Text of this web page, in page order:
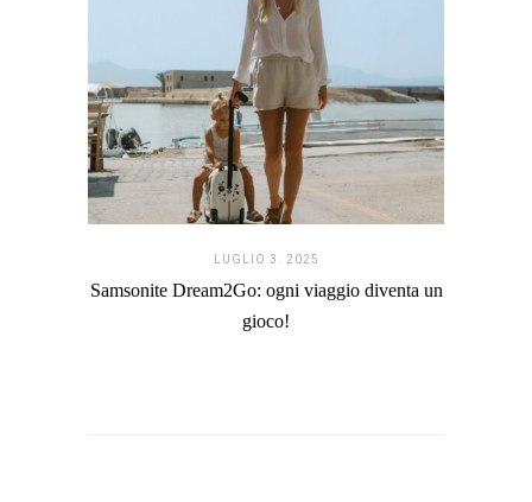
LUGLIO 3. 2025
Samsonite Dream2Go: ogni viaggio diventa un
gioco!